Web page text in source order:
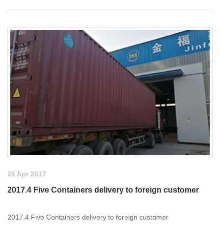
26 Apr 2017
2017.4 Five Containers delivery to foreign customer
2017.4 Five Containers delivery to foreign customer